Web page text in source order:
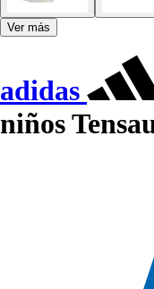
Ver más
adidas
niños